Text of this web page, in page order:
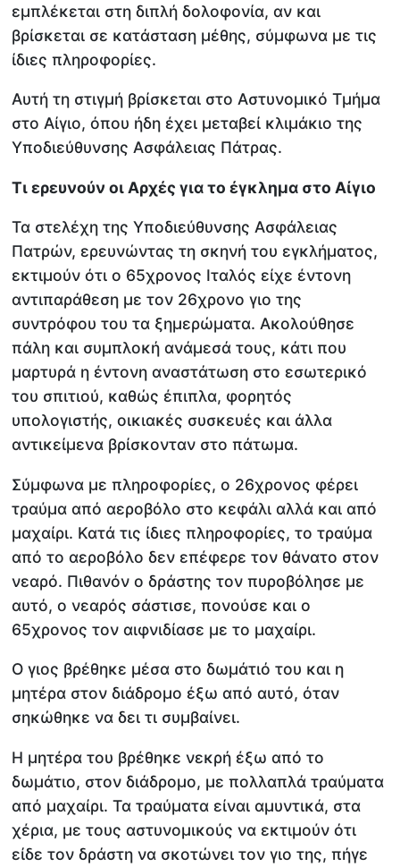
εμπλέκεται στη διπλή δολοφονία, αν και
βρίσκεται σε κατάσταση μέθης, σύμφωνα με τις
ίδιες πληροφορίες.
Αυτή τη στιγμή βρίσκεται στο Αστυνομικό Τμήμα
στο Αίγιο, όπου ήδη έχει μεταβεί κλιμάκιο της
Υποδιεύθυνσης Ασφάλειας Πάτρας.
Τι ερευνούν οι Αρχές για το έγκλημα στο Αίγιο
Τα στελέχη της Υποδιεύθυνσης Ασφάλειας
Πατρών, ερευνώντας τη σκηνή του εγκλήματος,
εκτιμούν ότι ο 65χρονος Ιταλός είχε έντονη
αντιπαράθεση με τον 26χρονο γιο της
συντρόφου του τα ξημερώματα. Ακολούθησε
πάλη και συμπλοκή ανάμεσά τους, κάτι που
μαρτυρά η έντονη αναστάτωση στο εσωτερικό
του σπιτιού, καθώς έπιπλα, φορητός
υπολογιστής, οικιακές συσκευές και άλλα
αντικείμενα βρίσκονταν στο πάτωμα.
Σύμφωνα με πληροφορίες, ο 26χρονος φέρει
τραύμα από αεροβόλο στο κεφάλι αλλά και από
μαχαίρι. Κατά τις ίδιες πληροφορίες, το τραύμα
από το αεροβόλο δεν επέφερε τον θάνατο στον
νεαρό. Πιθανόν ο δράστης τον πυροβόλησε με
αυτό, ο νεαρός σάστισε, πονούσε και ο
65χρονος τον αιφνιδίασε με το μαχαίρι.
Ο γιος βρέθηκε μέσα στο δωμάτιό του και η
μητέρα στον διάδρομο έξω από αυτό, όταν
σηκώθηκε να δει τι συμβαίνει.
Η μητέρα του βρέθηκε νεκρή έξω από το
δωμάτιο, στον διάδρομο, με πολλαπλά τραύματα
από μαχαίρι. Τα τραύματα είναι αμυντικά, στα
χέρια, με τους αστυνομικούς να εκτιμούν ότι
είδε τον δράστη να σκοτώνει τον γιο της, πήγε